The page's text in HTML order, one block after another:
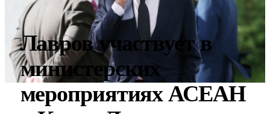
Лавров участвует в
министерских
мероприятиях АСЕАН